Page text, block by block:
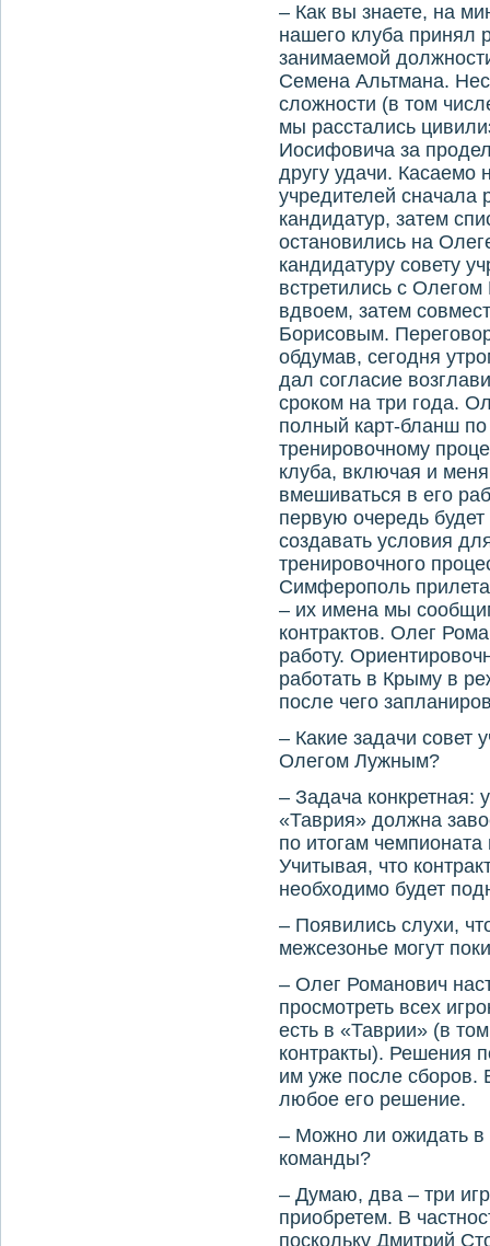
– Как вы знаете, на
нашего клуба принял
занимаемой
Семена Альтмана.
сложности (в том
мы расстались
Иосифовича за
другу удачи. Касаемо
учредителей сначала
кандидатур, затем
остановились на
кандидатуру совету
встретились с
вдвоем, затем
Борисовым.
обдумав, сегодня
дал согласие
сроком на три года.
полный карт-бланш
тренировочному
клуба, включая и
вмешиваться в его
первую очередь
создавать условия
тренировочного
Симферополь
– их имена мы
контрактов. Олег
работу.
работать в Крыму в
после чего
– Какие задачи совет
Олегом Лужным?
– Задача конкретная:
«Таврия» должна
по итогам
Учитывая, что
необходимо будет
– Появились слухи,
межсезонье могут
– Олег Романович
просмотреть всех
есть в «Таврии» (в
контракты). Решения
им уже после
любое его решение.
– Можно ли ожидать в
команды?
– Думаю, два – три
приобретем. В
поскольку Дмитрий